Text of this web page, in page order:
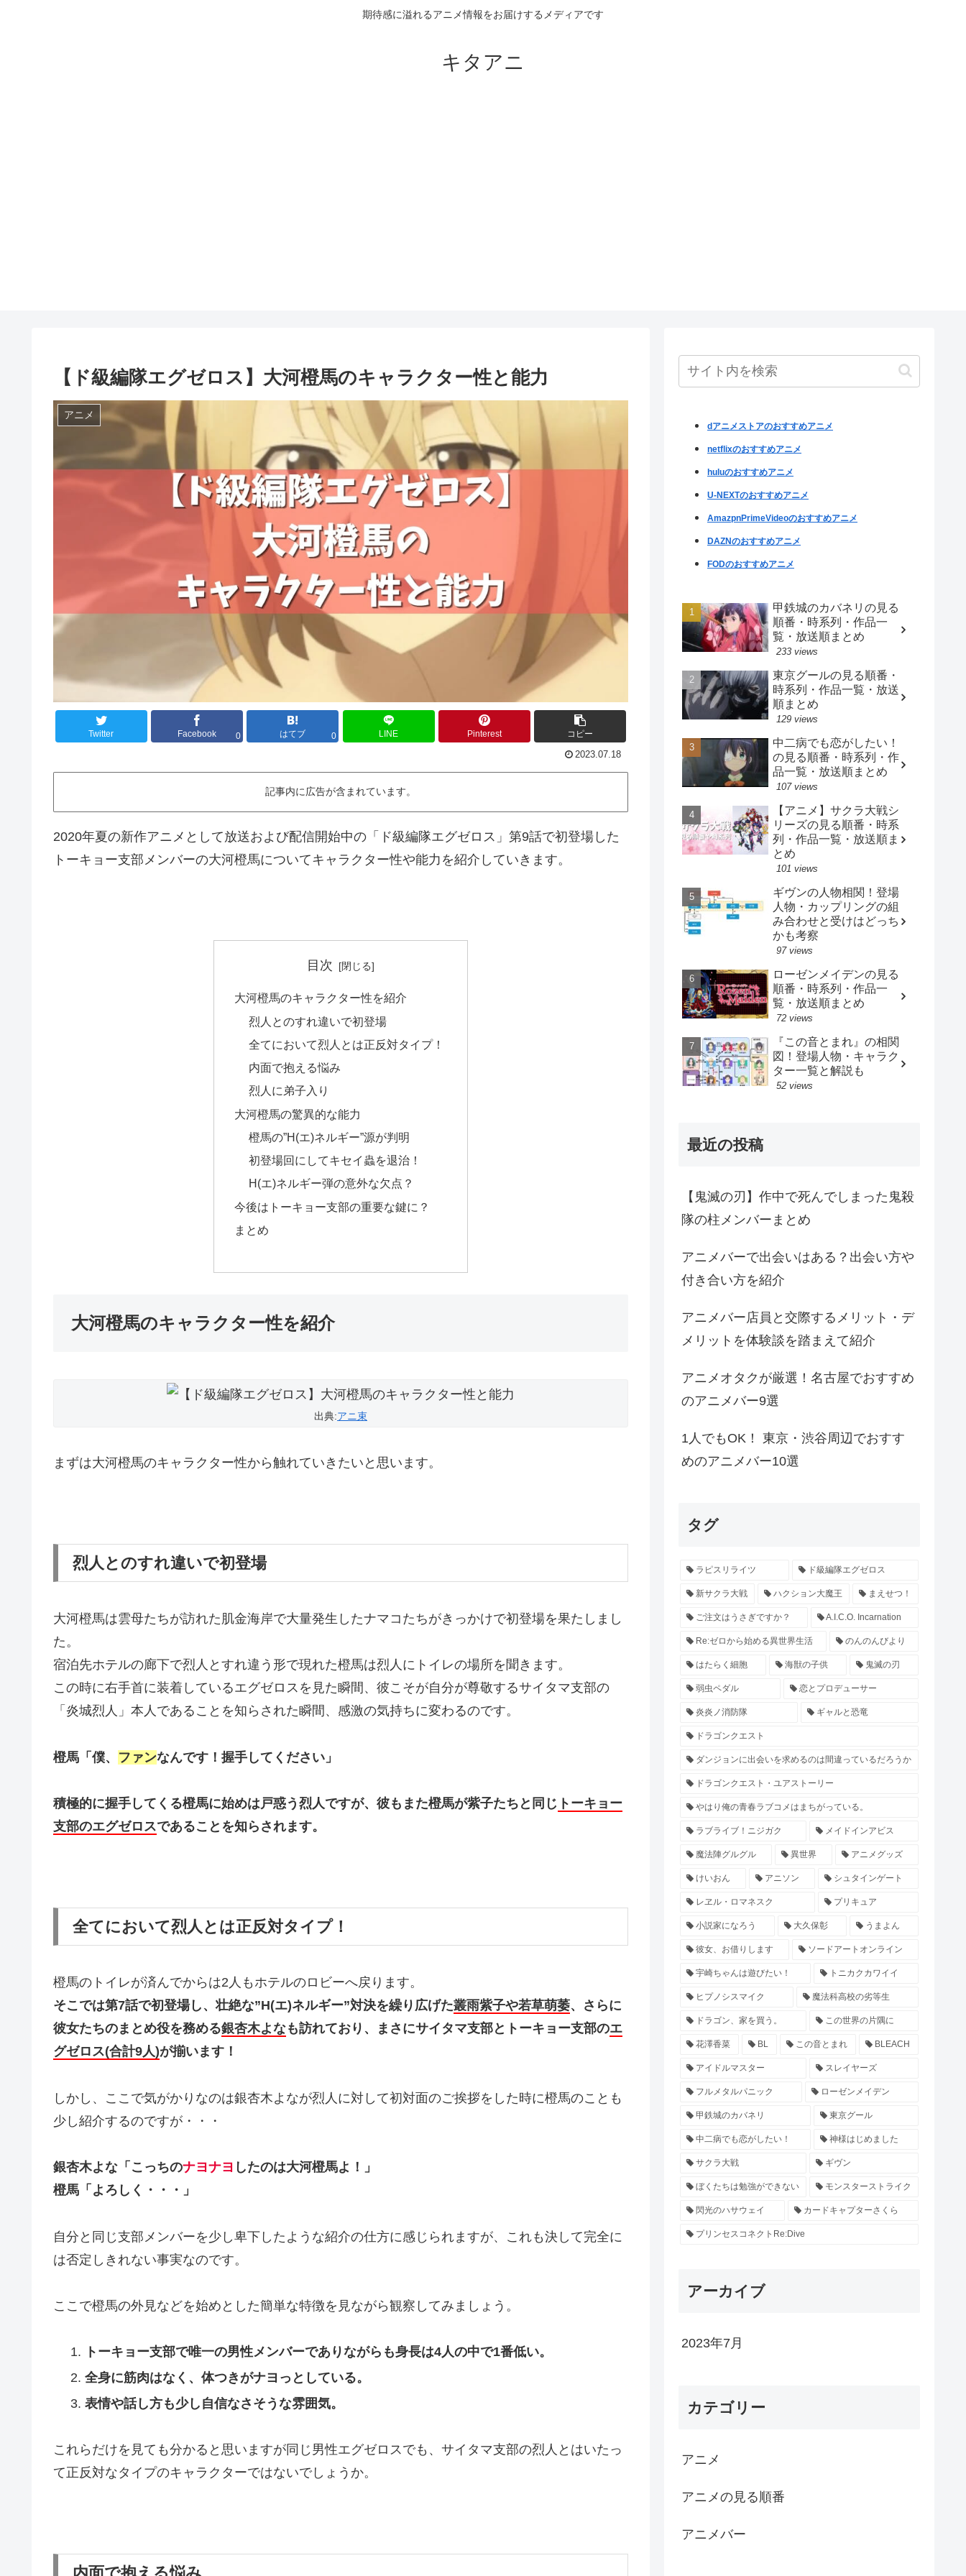
期待感に溢れるアニメ情報をお届けするメディアです
キタアニ
【ド級編隊エグゼロス】大河橙馬のキャラクター性と能力
アニメ
Twitter Facebook 0 はてブ 0 LINE Pinterest コピー
2023.07.18
記事内に広告が含まれています。
2020年夏の新作アニメとして放送および配信開始中の「ド級編隊エグゼロス」第9話で初登場した
トーキョー支部メンバーの大河橙馬についてキャラクター性や能力を紹介していきます。
目次
大河橙馬のキャラクター性を紹介
烈人とのすれ違いで初登場
全てにおいて烈人とは正反対タイプ！
内面で抱える悩み
烈人に弟子入り
大河橙馬の驚異的な能力
橙馬の”H(エ)ネルギー”源が判明
初登場回にしてキセイ蟲を退治！
H(エ)ネルギー弾の意外な欠点？
今後はトーキョー支部の重要な鍵に？
まとめ
大河橙馬のキャラクター性を紹介
出典:アニ束
まずは大河橙馬のキャラクター性から触れていきたいと思います。
烈人とのすれ違いで初登場
大河橙馬は雲母たちが訪れた肌金海岸で大量発生したナマコたちがきっかけで初登場を果たしまし
た。
宿泊先ホテルの廊下で烈人とすれ違う形で現れた橙馬は烈人にトイレの場所を聞きます。
この時に右手首に装着しているエグゼロスを見た瞬間、彼こそが自分が尊敬するサイタマ支部の
「炎城烈人」本人であることを知らされた瞬間、感激の気持ちに変わるのです。
橙馬「僕、 ファンなんです！握手してください」
積極的に握手してくる橙馬に始めは戸惑う烈人ですが、彼もまた橙馬が紫子たちと同じ トーキョー
支部のエグゼロスであることを知らされます。
全てにおいて烈人とは正反対タイプ！
橙馬のトイレが済んでからは2人もホテルのロビーへ戻ります。
そこでは第7話で初登場し、壮絶な”H(エ)ネルギー”対決を繰り広げた叢雨紫子や若草萌萎、さらに
彼女たちのまとめ役を務める銀杏木よなも訪れており、まさにサイタマ支部とトーキョー支部のエ
グゼロス(合計9人)が揃います！
しかし、ここで気がかりなのは銀杏木よなが烈人に対して初対面のご挨拶をした時に橙馬のことも
少し紹介するのですが・・・
銀杏木よな「こっちのナヨナヨ したのは大河橙馬よ！」
橙馬「よろしく・・・」
自分と同じ支部メンバーを少し卑下したような紹介の仕方に感じられますが、これも決して完全に
は否定しきれない事実なのです。
ここで橙馬の外見などを始めとした簡単な特徴を見ながら観察してみましょう。
トーキョー支部で唯一の男性メンバーでありながらも身長は4人の中で1番低い。
全身に筋肉はなく、体つきがナヨっとしている。
表情や話し方も少し自信なさそうな雰囲気。
これらだけを見ても分かると思いますが同じ男性エグゼロスでも、サイタマ支部の烈人とはいたっ
て正反対なタイプのキャラクターではないでしょうか。
dアニメストアのおすすめアニメ
netflixのおすすめアニメ
huluのおすすめアニメ
U-NEXTのおすすめアニメ
AmazpnPrimeVideoのおすすめアニメ
DAZNのおすすめアニメ
FODのおすすめアニメ
甲鉄城のカバネリの見る
順番・時系列・作品一
覧・放送順まとめ
233 views
東京グールの見る順番・
時系列・作品一覧・放送
順まとめ
129 views
中二病でも恋がしたい！
の見る順番・時系列・作
品一覧・放送順まとめ
107 views
【アニメ】サクラ大戦シ
リーズの見る順番・時系
列・作品一覧・放送順ま
とめ
101 views
ギヴンの人物相関！登場
人物・カップリングの組
み合わせと受けはどっち
かも考察
97 views
ローゼンメイデンの見る
順番・時系列・作品一
覧・放送順まとめ
72 views
『この音とまれ』の相関
図！登場人物・キャラク
ター一覧と解説も
52 views
最近の投稿
【鬼滅の刃】作中で死んでしまった鬼殺
隊の柱メンバーまとめ
アニメバーで出会いはある？出会い方や
付き合い方を紹介
アニメバー店員と交際するメリット・デ
メリットを体験談を踏まえて紹介
アニメオタクが厳選！名古屋でおすすめ
のアニメバー9選
1人でもOK！ 東京・渋谷周辺でおすす
めのアニメバー10選
タグ
ラピスリライツ ド級編隊エグゼロス
新サクラ大戦 ハクション大魔王 まえせつ！
ご注文はうさぎですか？ A.I.C.O. Incarnation
Re:ゼロから始める異世界生活 のんのんびより
はたらく細胞 海獣の子供 鬼滅の刃
弱虫ペダル 恋とプロデューサー
炎炎ノ消防隊 ギャルと恐竜
ドラゴンクエスト
ダンジョンに出会いを求めるのは間違っているだろうか
ドラゴンクエスト・ユアストーリー
やはり俺の青春ラブコメはまちがっている。
ラブライブ！ニジガク メイドインアビス
魔法陣グルグル 異世界 アニメグッズ
けいおん アニソン シュタインゲート
レヱル・ロマネスク プリキュア
小説家になろう 大久保彰 うまよん
彼女、お借りします ソードアートオンライン
宇崎ちゃんは遊びたい！ トニカクカワイイ
ヒプノシスマイク 魔法科高校の劣等生
ドラゴン、家を買う。 この世界の片隅に
花澤香菜 BL この音とまれ BLEACH
アイドルマスター スレイヤーズ
フルメタルパニック ローゼンメイデン
甲鉄城のカバネリ 東京グール
中二病でも恋がしたい！ 神様はじめました
サクラ大戦 ギヴン
ぼくたちは勉強ができない モンスターストライク
閃光のハサウェイ カードキャプターさくら
プリンセスコネクトRe:Dive
アーカイブ
2023年7月
カテゴリー
アニメ
アニメの見る順番
アニメバー